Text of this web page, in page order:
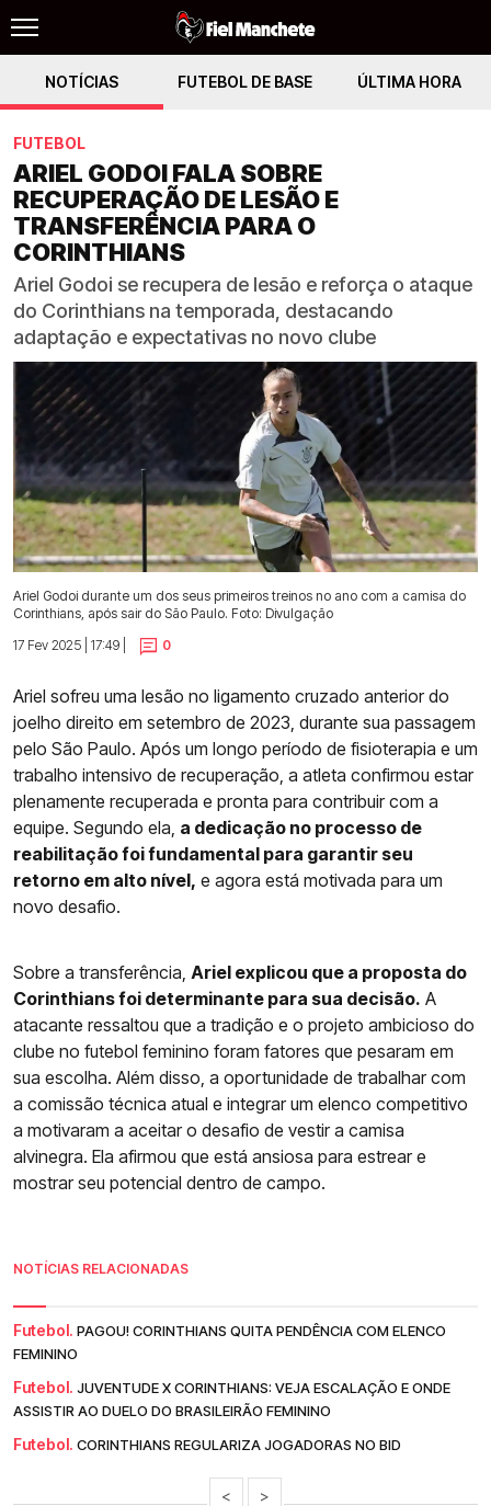
NOTÍCIAS FUTEBOL DE BASE ÚLTIMA HORA
FUTEBOL
ARIEL GODOI FALA SOBRE
RECUPERAÇÃO DE LESÃO E
TRANSFERÊNCIA PARA O
CORINTHIANS
Ariel Godoi se recupera de lesão e reforça o ataque
do Corinthians na temporada, destacando
adaptação e expectativas no novo clube
Ariel Godoi durante um dos seus primeiros treinos no ano com a camisa do
Corinthians, após sair do São Paulo. Foto: Divulgação
17 Fev 2025 | 17:49 |
0
Ariel sofreu uma lesão no ligamento cruzado anterior do
joelho direito em setembro de 2023, durante sua passagem
pelo São Paulo. Após um longo período de fisioterapia e um
trabalho intensivo de recuperação, a atleta confirmou estar
plenamente recuperada e pronta para contribuir com a
equipe. Segundo ela, a dedicação no processo de
reabilitação foi fundamental para garantir seu
retorno em alto nível, e agora está motivada para um
novo desafio.
Sobre a transferência, Ariel explicou que a proposta do
Corinthians foi determinante para sua decisão. A
atacante ressaltou que a tradição e o projeto ambicioso do
clube no futebol feminino foram fatores que pesaram em
sua escolha. Além disso, a oportunidade de trabalhar com
a comissão técnica atual e integrar um elenco competitivo
a motivaram a aceitar o desafio de vestir a camisa
alvinegra. Ela afirmou que está ansiosa para estrear e
mostrar seu potencial dentro de campo.
NOTÍCIAS RELACIONADAS
Futebol. PAGOU! CORINTHIANS QUITA PENDÊNCIA COM ELENCO
FEMININO
Futebol. JUVENTUDE X CORINTHIANS: VEJA ESCALAÇÃO E ONDE
ASSISTIR AO DUELO DO BRASILEIRÃO FEMININO
Futebol. CORINTHIANS REGULARIZA JOGADORAS NO BID
< >